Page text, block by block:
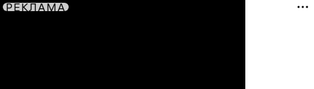
РЕКЛАМА